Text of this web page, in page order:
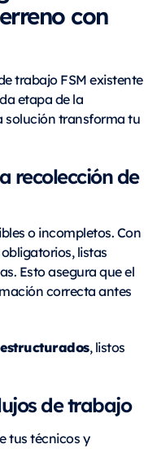
con
trabajo FSM existente
etapa de la
solución transforma tu
recolección de
o incompletos. Con
listas
Esto asegura que el
correcta antes
, listos
de trabajo
tus técnicos y